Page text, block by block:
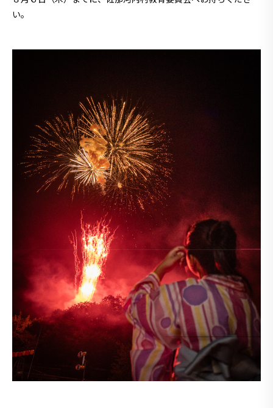
い。